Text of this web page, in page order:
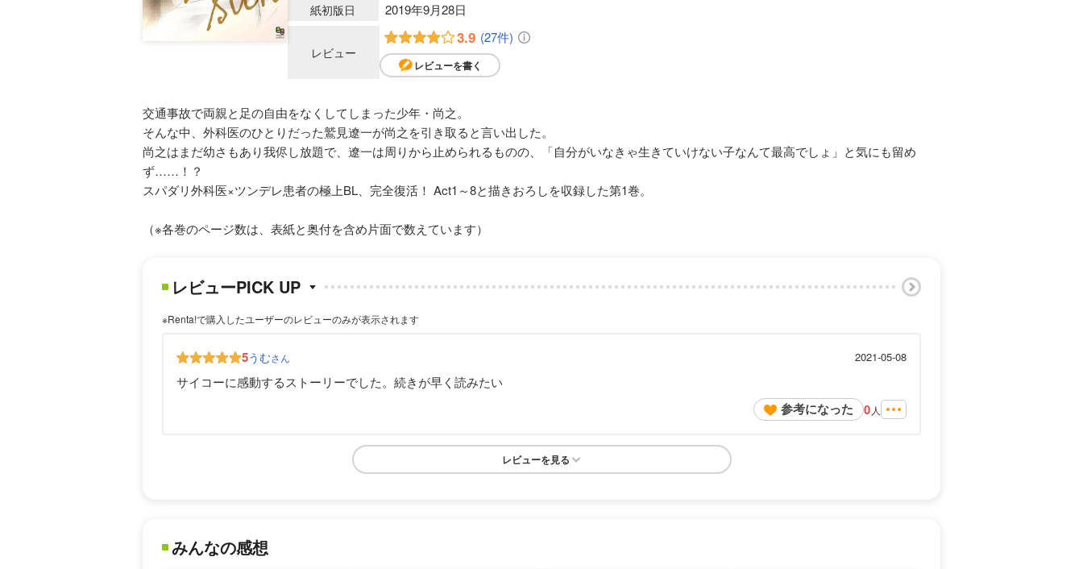
紙初版日 2019年9月28日
レビュー
3.9 (27件)
レビューを書く
交通事故で両親と足の自由をなくしてしまった少年・尚之。
そんな中、外科医のひとりだった鷲見遼一が尚之を引き取ると言い出した。
尚之はまだ幼さもあり我侭し放題で、遼一は周りから止められるものの、「自分がいなきゃ生きていけない子なんて最高でしょ」と気にも留め
ず……！？
スパダリ外科医×ツンデレ患者の極上BL、完全復活！ Act1～8と描きおろしを収録した第1巻。
（※各巻のページ数は、表紙と奥付を含め片面で数えています）
レビューPICK UP
※Renta!で購入したユーザーのレビューのみが表示されます
5うむさん 2021-05-08
サイコーに感動するストーリーでした。続きが早く読みたい
参考になった 0 人
レビューを見る
みんなの感想